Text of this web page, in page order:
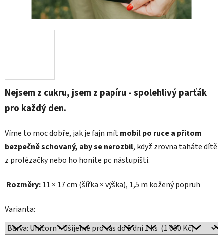
Nejsem z cukru, jsem z papíru - spolehlivý parťák
pro každý den.
Víme to moc dobře, jak je fajn mítmobil po ruce a přitom
bezpečně schovaný, aby se nerozbil, když zrovna taháte dítě
z prolézačky nebo ho honíte po nástupišti.
Rozměry:11 × 17 cm (šířka × výška), 1,5 m kožený popruh
Varianta: